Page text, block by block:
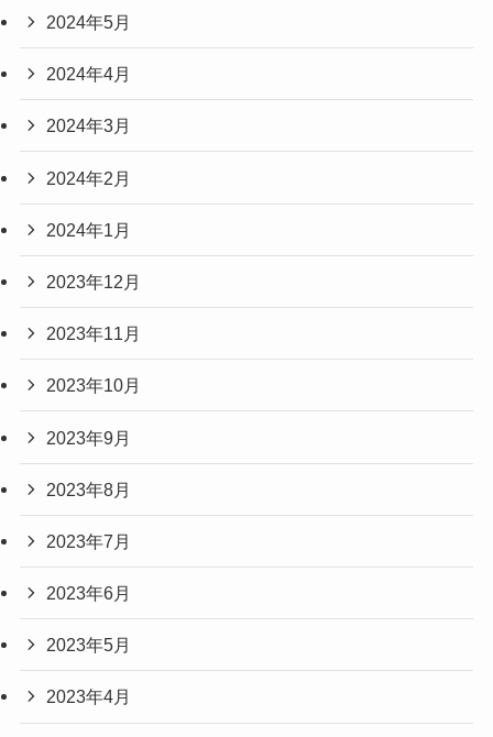
2024年5月
2024年4月
2024年3月
2024年2月
2024年1月
2023年12月
2023年11月
2023年10月
2023年9月
2023年8月
2023年7月
2023年6月
2023年5月
2023年4月